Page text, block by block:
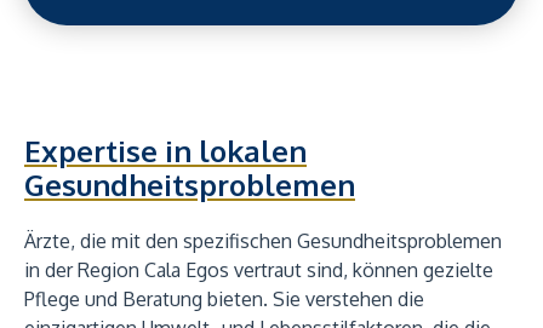
Expertise in lokalen
Gesundheitsproblemen
Ärzte, die mit den spezifischen Gesundheitsproblemen
in der Region Cala Egos vertraut sind, können gezielte
Pflege und Beratung bieten. Sie verstehen die